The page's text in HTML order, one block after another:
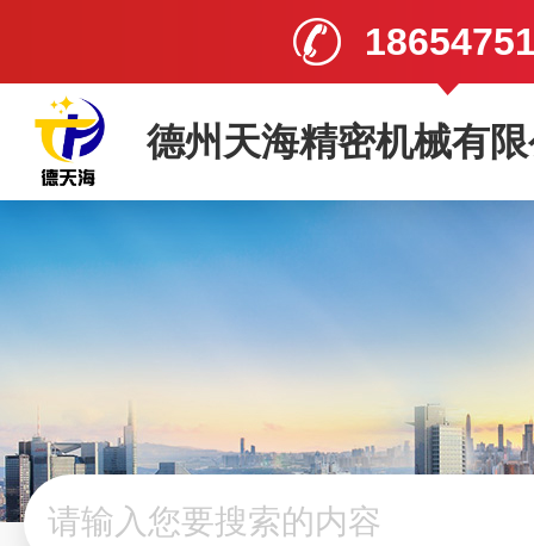
德州天海精密机械有